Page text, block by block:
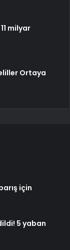
milyar
Ortaya
için
5 yaban